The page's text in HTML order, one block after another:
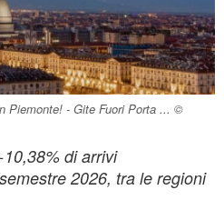
Piemonte! - Gite Fuori Porta ... ©
di arrivi
2026, tra le regioni